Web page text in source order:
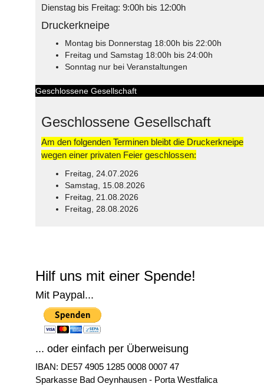
Dienstag bis Freitag: 9:00h bis 12:00h
Druckerkneipe
Montag bis Donnerstag 18:00h bis 22:00h
Freitag und Samstag 18:00h bis 24:00h
Sonntag nur bei Veranstaltungen
Geschlossene Gesellschaft
Geschlossene Gesellschaft
Am den folgenden Terminen bleibt die Druckerkneipe
wegen einer privaten Feier geschlossen:
Freitag, 24.07.2026
Samstag, 15.08.2026
Freitag, 21.08.2026
Freitag, 28.08.2026
Hilf uns mit einer Spende!
Mit Paypal...
... oder einfach per Überweisung
IBAN: DE57 4905 1285 0008 0007 47
Sparkasse Bad Oeynhausen - Porta Westfalica